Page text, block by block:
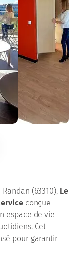
(63310), Le
conçue
espace de vie
Cet
pour garantir